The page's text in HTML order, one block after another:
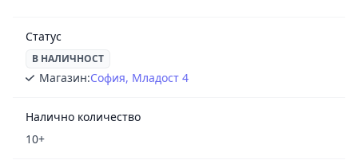
Статус
В НАЛИЧНОСТ
Магазин:София, Младост 4
Налично количество
10+